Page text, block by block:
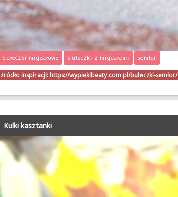
bułeczki migdałowe bułeczki z migdałami semlor
źródło inspiracji: https://wypiekibeaty.com.pl/buleczki-semlor/
Kulki kasztanki